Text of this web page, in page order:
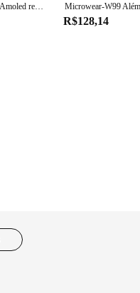
Microwear-W99 Plus Amoled relógio inteligente para homens e mulheres, 2GB, 2.0 ", 45mm, bússola, jogo NFC, chamada BT, leitor de música, além disso smartwatch esporte
R$128,14